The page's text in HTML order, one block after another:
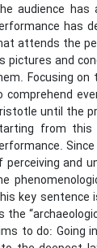
audience
has
attends the
pictures and
Focusing
comprehend
until the
from this
perceiving and
key sentence
the
to do: Going